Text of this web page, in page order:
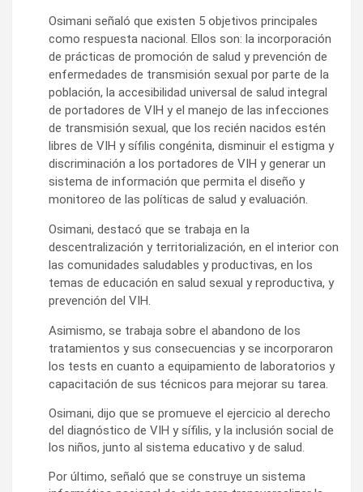
Osimani señaló que existen 5 objetivos principales
como respuesta nacional. Ellos son: la incorporación
de prácticas de promoción de salud y prevención de
enfermedades de transmisión sexual por parte de la
población, la accesibilidad universal de salud integral
de portadores de VIH y el manejo de las infecciones
de transmisión sexual, que los recién nacidos estén
libres de VIH y sífilis congénita, disminuir el estigma y
discriminación a los portadores de VIH y generar un
sistema de información que permita el diseño y
monitoreo de las políticas de salud y evaluación.
Osimani, destacó que se trabaja en la
descentralización y territorialización, en el interior con
las comunidades saludables y productivas, en los
temas de educación en salud sexual y reproductiva, y
prevención del VIH.
Asimismo, se trabaja sobre el abandono de los
tratamientos y sus consecuencias y se incorporaron
los tests en cuanto a equipamiento de laboratorios y
capacitación de sus técnicos para mejorar su tarea.
Osimani, dijo que se promueve el ejercicio al derecho
del diagnóstico de VIH y sífilis, y la inclusión social de
los niños, junto al sistema educativo y de salud.
Por último, señaló que se construye un sistema